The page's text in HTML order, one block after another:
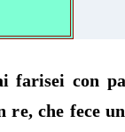
farisei con
che fece